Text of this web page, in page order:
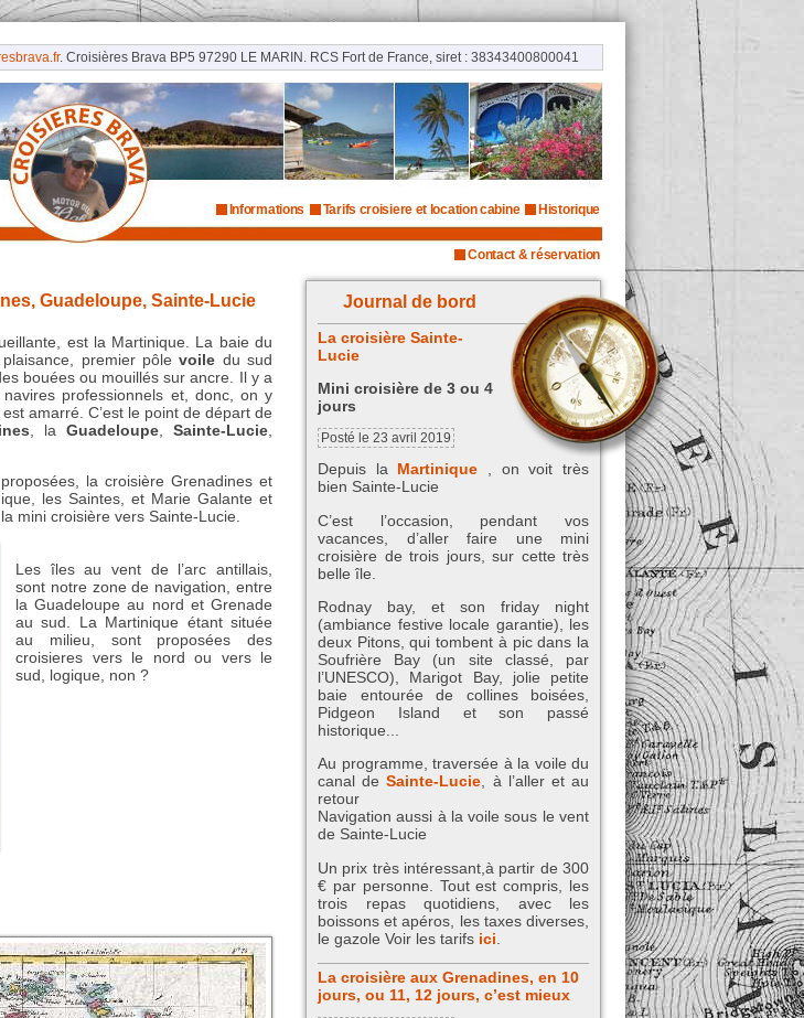
. Croisières Brava BP5 97290 LE MARIN. RCS Fort de France, siret : 38343400800041
Informations Tarifs croisiere et location cabine Historique
Contact & réservation
Guadeloupe, Sainte-Lucie
est la Martinique. La baie du
premier pôlevoile du sud
bouées ou mouillés sur ancre. Il y a
professionnels et, donc, on y
amarré. C’est le point de départ de
, la Guadeloupe,Sainte-Lucie
la croisière Grenadines et
les Saintes, et Marie Galante et
mini croisière vers Sainte-Lucie.
Les îles au vent de l’arc antillais,
sont notre zone de navigation, entre
la Guadeloupe au nord et Grenade
au sud. La Martinique étant située
au milieu, sont proposées des
croisieres vers le nord ou vers le
sud, logique, non ?
Journal de bord
La croisière Sainte-
Lucie
Mini croisière de 3 ou 4
jours
Posté le 23 avril 2019
Depuis la Martinique , on voit très
bien Sainte-Lucie
C’est l’occasion, pendant vos
vacances, d’aller faire une mini
croisière de trois jours, sur cette très
belle île.
Rodnay bay, et son friday night
(ambiance festive locale garantie), les
deux Pitons, qui tombent à pic dans la
Soufrière Bay (un site classé, par
l’UNESCO), Marigot Bay, jolie petite
baie entourée de collines boisées,
Pidgeon Island et son passé
historique...
Au programme, traversée à la voile du
canal deSainte-Lucie, à l’aller et au
retour
Navigation aussi à la voile sous le vent
de Sainte-Lucie
Un prix très intéressant,à partir de 300
€ par personne. Tout est compris, les
trois repas quotidiens, avec les
boissons et apéros, les taxes diverses,
le gazole Voir les tarifs ici
La croisière aux Grenadines, en 10
jours, ou 11, 12 jours, c’est mieux